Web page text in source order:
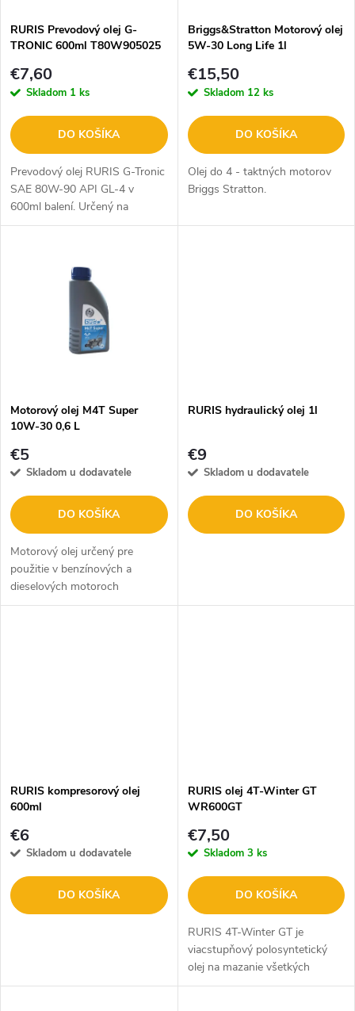
e
p
r
o
d
v
s
p
r
o
d
u
RURIS Prevodový olej G-
TRONIC 600ml T80W905025
€7,60
Skladom 1 ks
DO KOŠÍKA
Prevodový olej RURIS G-Tronic
SAE 80W-90 API GL-4 v
600ml balení. Určený na
mazanie prevodoviek
Vynikajúce EP vlastnosti,...
Briggs&Stratton Motorový olej
5W-30 Long Life 1l
€15,50
Skladom 12 ks
DO KOŠÍKA
Olej do 4 - taktných motorov
Briggs Stratton.
Motorový olej M4T Super
10W-30 0,6 L
€5
Skladom u dodavatele
DO KOŠÍKA
Motorový olej určený pre
použitie v benzínových a
dieselových motoroch
záhradnej, poľnohospodárskej a
RURIS hydraulický olej 1l
€9
Skladom u dodavatele
DO KOŠÍKA
RURIS kompresorový olej
600ml
€6
Skladom u dodavatele
DO KOŠÍKA
RURIS olej 4T-Winter GT
WR600GT
€7,50
Skladom 3 ks
DO KOŠÍKA
RURIS 4T-Winter GT je
viacstupňový polosyntetický
olej na mazanie všetkých
štvortaktných motorov. Olej sa